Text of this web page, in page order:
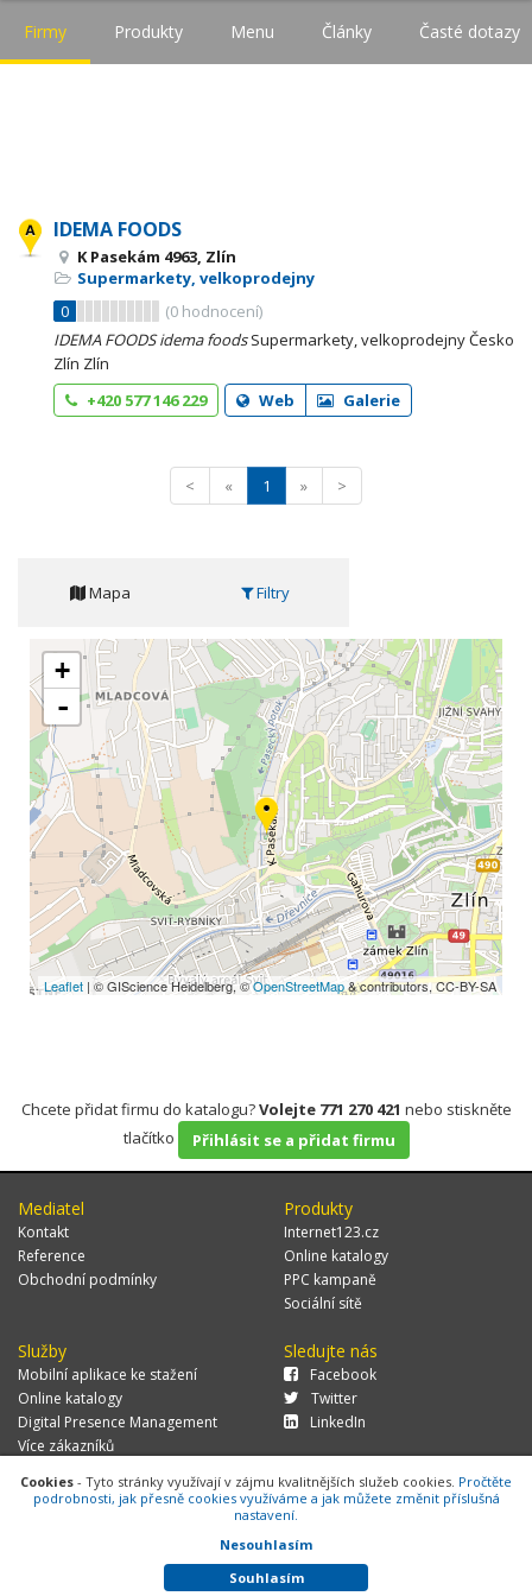
Firmy Produkty Menu Články Časté dotazy
IDEMA FOODS
K Pasekám 4963, Zlín
Supermarkety, velkoprodejny
0
(0 hodnocení)
IDEMA FOODS idema foodsSupermarkety, velkoprodejny Česko
Zlín Zlín
+420 577 146 229
Web Galerie
< « 1 » >
Mapa Filtry
+
-
Leaflet | © GIScience Heidelberg, ©OpenStreetMap& contributors, CC-BY-SA
Chcete přidat firmu do katalogu?Volejte 771 270 421 nebo stiskněte
tlačítko
Přihlásit se a přidat firmu
Mediatel
Kontakt
Reference
Obchodní podmínky
Produkty
Internet123.cz
Online katalogy
PPC kampaně
Sociální sítě
Služby
Mobilní aplikace ke stažení
Online katalogy
Digital Presence Management
Více zákazníků
Sledujte nás
Facebook
Twitter
LinkedIn
Za Potokem 46/4, 106 00 Praha 10, tel.:
+420 771 270 421, verze 1.29.0.143,
Cookies - Tyto stránky využívají v zájmu kvalitnějších služeb cookies. Pročtěte
podrobnosti, jak přesně cookies využíváme a jak můžete změnit příslušná
nastavení.
Nesouhlasím
Souhlasím